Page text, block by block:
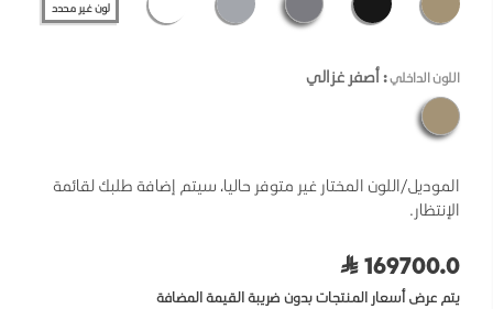
لون غير محدد
اللون الداخلي: أصفر غزالي
الموديل/اللون المختار غير متوفر حاليا، سيتم إضافة طلبك لقائمة
الإنتظار.
169700.0
يتم عرض أسعار المنتجات بدون ضريبة القيمة المضافة